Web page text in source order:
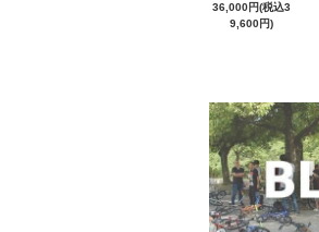
36,000円(税込3
9,600円)